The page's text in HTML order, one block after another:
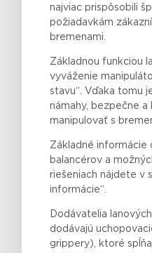
najviac prispôsobili
požiadavkám
bremenami.
Základnou funkciou
vyváženie
stavu“. Vďaka tomu
námahy, bezpečne a
manipulovať s
Základné informácie
balancérov a
riešeniach nájdete v
informácie“.
Dodávatelia
dodávajú
grippery), ktoré